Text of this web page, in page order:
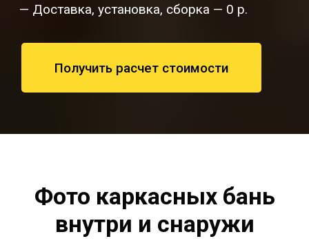
— Доставка, установка, сборка — 0 р.
Получить расчет стоимости
Фото каркасных бань
внутри и снаружи